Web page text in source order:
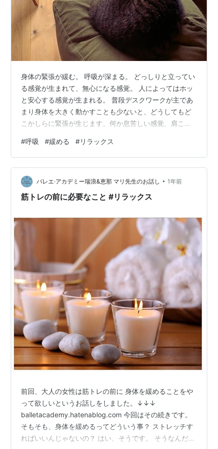
身体の緊張が緩む。 呼吸が深まる。 どっしりと立ってい
る感覚が生まれて、無心になる感覚。 人によってはホッ
と安心する感覚が生まれる。 普段デスクワークが主であ
まり身体を大きく動かすことも少ないと、どうしてもど
こかしらに緊張が生じます。何か息苦しい感覚、肩こり
まず緊張を緩めるようなワークを最初に取り入れていま
す。がんばらず、寝転がりながらゆるゆると動くワー
ク。 身体の緊張が緩んだ方が身体も動きやすいですし、
余分な力も抜けやすい。この時点で肩や腰の張りが楽に
なったりもします。 身体の緊張が強いまま(誰しも多少は
#呼吸 #緩める #リラックス
バレエ·アカデミー瑞浪&恵那 マリ先生のお話し • 1年前
筋トレの前に必要なこと #リラックス
前回、大人の女性は筋トレの前に 身体を緩めることをや
って欲しいというお話しをしました。↓↓↓
balletacademy.hatenablog.com 今回はその続きです。
そもそも、身体を緩めるってどういう事？ ストレッチす
ればいいんじゃないの？ はい、そうです。 そうなんだけ